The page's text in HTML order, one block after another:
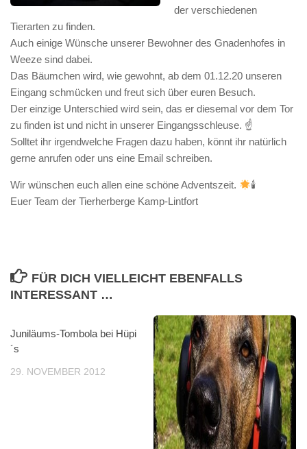
der verschiedenen
Tierarten zu finden.
Auch einige Wünsche unserer Bewohner des Gnadenhofes in
Weeze sind dabei.
Das Bäumchen wird, wie gewohnt, ab dem 01.12.20 unseren
Eingang schmücken und freut sich über euren Besuch.
Der einzige Unterschied wird sein, das er diesemal vor dem Tor
zu finden ist und nicht in unserer Eingangsschleuse. ☝️
Solltet ihr irgendwelche Fragen dazu haben, könnt ihr natürlich
gerne anrufen oder uns eine Email schreiben.
Wir wünschen euch allen eine schöne Adventszeit.
🕯
Euer Team der Tierherberge Kamp-Lintfort
FÜR DICH VIELLEICHT EBENFALLS
INTERESSANT …
Juniläums-Tombola bei Hüpi
´s
29. NOVEMBER 2012